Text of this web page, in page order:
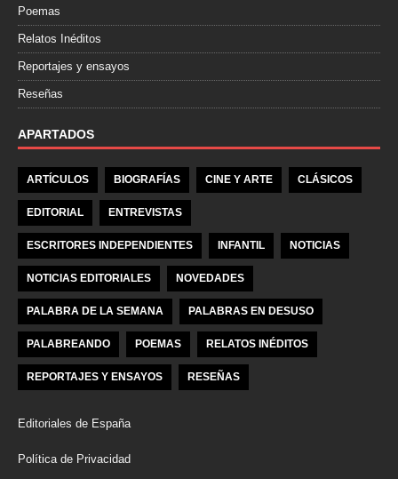
Poemas
Relatos Inéditos
Reportajes y ensayos
Reseñas
APARTADOS
ARTÍCULOS BIOGRAFÍAS CINE Y ARTE CLÁSICOS
EDITORIAL ENTREVISTAS
ESCRITORES INDEPENDIENTES INFANTIL NOTICIAS
NOTICIAS EDITORIALES NOVEDADES
PALABRA DE LA SEMANA PALABRAS EN DESUSO
PALABREANDO POEMAS RELATOS INÉDITOS
REPORTAJES Y ENSAYOS RESEÑAS
Editoriales de España
Política de Privacidad